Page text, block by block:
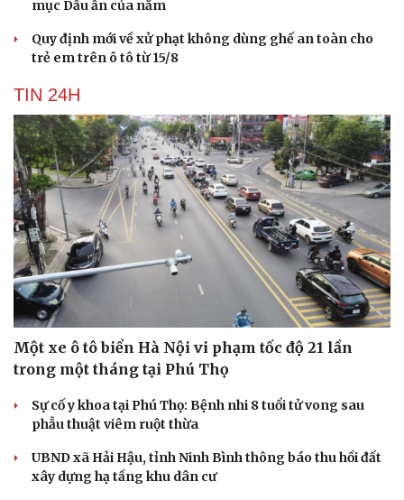
mục Dấu ấn của năm
Quy định mới về xử phạt không dùng ghế an toàn cho
trẻ em trên ô tô từ 15/8
TIN 24H
Một xe ô tô biển Hà Nội vi phạm tốc độ 21 lần
trong một tháng tại Phú Thọ
Sự cố y khoa tại Phú Thọ: Bệnh nhi 8 tuổi tử vong sau
phẫu thuật viêm ruột thừa
UBND xã Hải Hậu, tỉnh Ninh Bình thông báo thu hồi đất
xây dựng hạ tầng khu dân cư